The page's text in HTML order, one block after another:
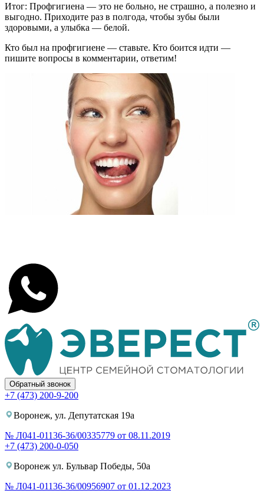
Итог: Профгигиена — это не больно, не страшно, а полезно и
выгодно. Приходите раз в полгода, чтобы зубы были
здоровыми, а улыбка — белой.
Кто был на профгигиене — ставьте. Кто боится идти —
пишите вопросы в комментарии, ответим!
Обратный звонок
+7 (473) 200-9-200
Воронеж, ул. Депутатская 19а
№ Л041-01136-36/00335779 от 08.11.2019
+7 (473) 200-0-050
Воронеж ул. Бульвар Победы, 50а
№ Л041-01136-36/00956907 от 01.12.2023